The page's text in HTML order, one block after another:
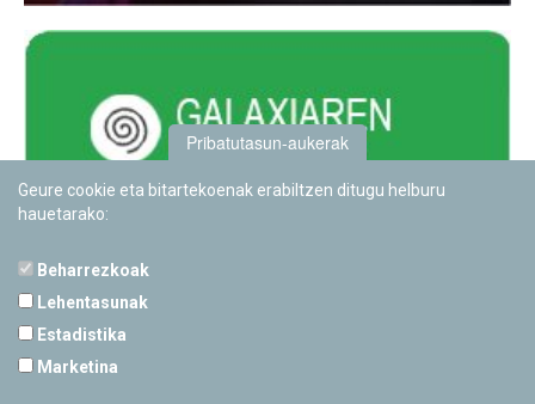
Pribatutasun-aukerak
Geure cookie eta bitartekoenak erabiltzen ditugu helburu
hauetarako:
Beharrezkoak
Lehentasunak
Estadistika
Marketina